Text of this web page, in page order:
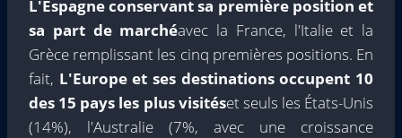
L'Espagne conservant sa première position et
sa part de marchéavec la France, l'Italie et la
Grèce remplissant les cinq premières positions. En
fait, L'Europe et ses destinations occupent 10
des 15 pays les plus visitéset seuls les États-Unis
(14%), l'Australie (7%, avec une croissance